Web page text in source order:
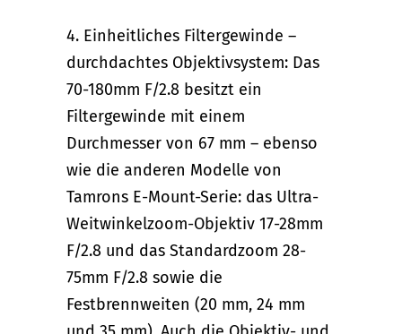
4. Einheitliches Filtergewinde –
durchdachtes Objektivsystem: Das
70-180mm F/2.8 besitzt ein
Filtergewinde mit einem
Durchmesser von 67 mm – ebenso
wie die anderen Modelle von
Tamrons E-Mount-Serie: das Ultra-
Weitwinkelzoom-Objektiv 17-28mm
F/2.8 und das Standardzoom 28-
75mm F/2.8 sowie die
Festbrennweiten (20 mm, 24 mm